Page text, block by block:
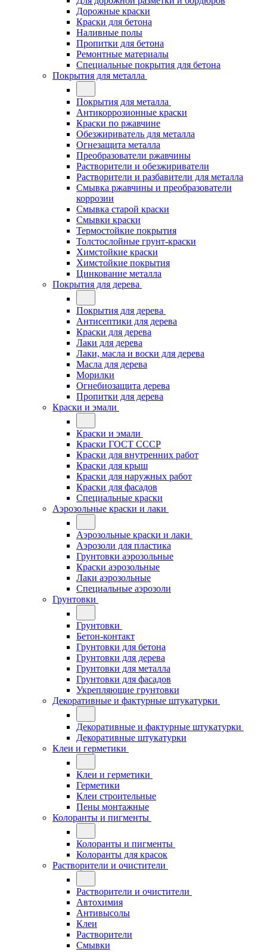
Дорожные краски
Краски для бетона
Наливные полы
Пропитки для бетона
Ремонтные материалы
Специальные покрытия для бетона
Покрытия для металла
Покрытия для металла
Антикоррозионные краски
Краски по ржавчине
Обезжириватель для металла
Огнезащита металла
Преобразователи ржавчины
Растворители и обезжириватели
Растворители и разбавители для металла
Смывка ржавчины и преобразователи
коррозии
Смывка старой краски
Смывки краски
Термостойкие покрытия
Толстослойные грунт-краски
Химстойкие краски
Химстойкие покрытия
Цинкование металла
Покрытия для дерева
Покрытия для дерева
Антисептики для дерева
Краски для дерева
Лаки для дерева
Лаки, масла и воски для дерева
Масла для дерева
Морилки
Огнебиозащита дерева
Пропитки для дерева
Краски и эмали
Краски и эмали
Краски ГОСТ СССР
Краски для внутренних работ
Краски для крыш
Краски для наружных работ
Краски для фасадов
Специальные краски
Аэрозольные краски и лаки
Аэрозольные краски и лаки
Аэрозоли для пластика
Грунтовки аэрозольные
Краски аэрозольные
Лаки аэрозольные
Специальные аэрозоли
Грунтовки
Грунтовки
Бетон-контакт
Грунтовки для бетона
Грунтовки для дерева
Грунтовки для металла
Грунтовки для фасадов
Укрепляющие грунтовки
Декоративные и фактурные штукатурки
Декоративные и фактурные штукатурки
Декоративные штукатурки
Клеи и герметики
Клеи и герметики
Герметики
Клеи строительные
Пены монтажные
Колоранты и пигменты
Колоранты и пигменты
Колоранты для красок
Растворители и очистители
Растворители и очистители
Автохимия
Антивысолы
Клеи
Растворители
Смывки